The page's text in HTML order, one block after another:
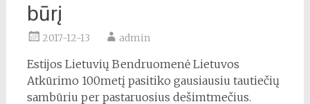
būrį
2017-12-13 admin
Estijos Lietuvių Bendruomenė Lietuvos
Atkūrimo 100metį pasitiko gausiausiu tautiečių
sambūriu per pastaruosius dešimtmečius.